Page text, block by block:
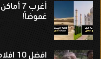
أغرب 7
غموضاً!
افضل 10 افلام اجنبي امريكي